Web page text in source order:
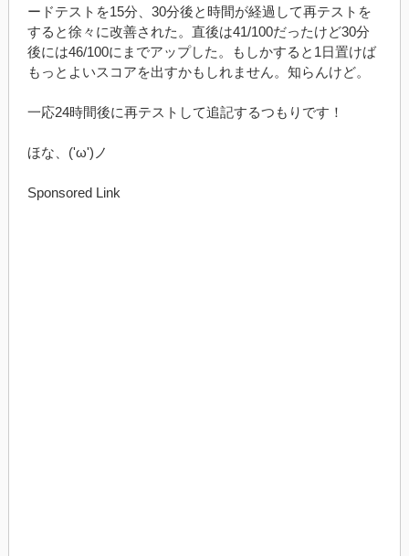
ードテストを15分、30分後と時間が経過して再テストを
すると徐々に改善された。直後は41/100だったけど30分
後には46/100にまでアップした。もしかすると1日置けば
もっとよいスコアを出すかもしれません。知らんけど。
一応24時間後に再テストして追記するつもりです！
ほな、('ω')ノ
Sponsored Link